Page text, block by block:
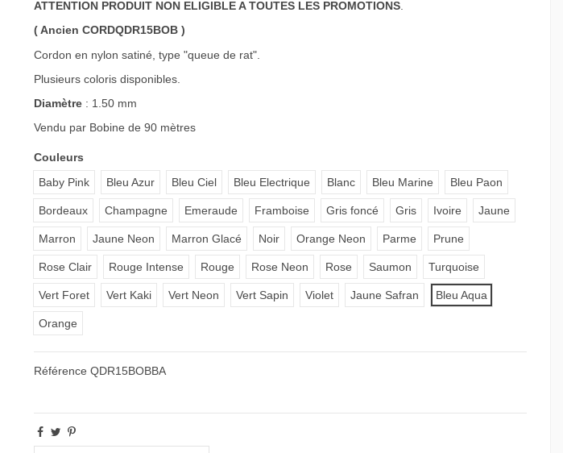
ATTENTION PRODUIT NON ELIGIBLE A TOUTES LES PROMOTIONS
( Ancien CORDQDR15BOB )
Cordon en nylon satiné, type "queue de rat".
Plusieurs coloris disponibles.
Diamètre : 1.50 mm
Vendu par Bobine de 90 mètres
Couleurs
Baby Pink
Bleu Azur Bleu Ciel Bleu Electrique Blanc Bleu Marine Bleu Paon
Bordeaux Champagne Emeraude Framboise Gris foncé Gris Ivoire Jaune
Marron Jaune Neon Marron Glacé Noir Orange Neon Parme Prune
Rose Clair Rouge Intense Rouge Rose Neon Rose Saumon Turquoise
Vert Foret Vert Kaki Vert Neon Vert Sapin Violet Jaune Safran Bleu Aqua
Orange
Référence QDR15BOBBA